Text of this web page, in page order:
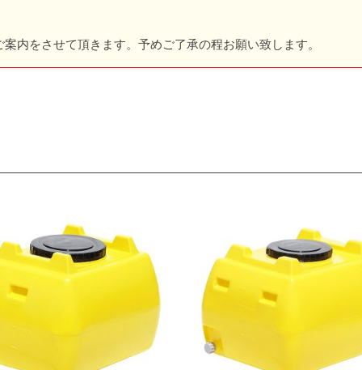
内をさせて頂きます。予めご了承の程お願い致します。